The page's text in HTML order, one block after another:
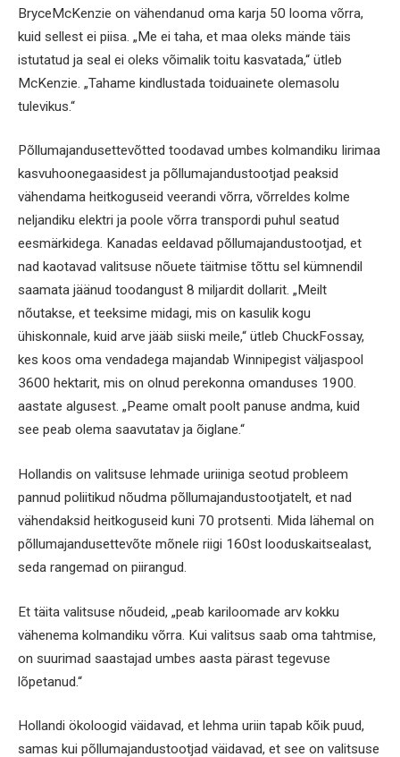
BryceMcKenzie on vähendanud oma karja 50 looma võrra,
kuid sellest ei piisa. „Me ei taha, et maa oleks mände täis
istutatud ja seal ei oleks võimalik toitu kasvatada,“ ütleb
McKenzie. „Tahame kindlustada toiduainete olemasolu
tulevikus.“
Põllumajandusettevõtted toodavad umbes kolmandiku Iirimaa
kasvuhoonegaasidest ja põllumajandustootjad peaksid
vähendama heitkoguseid veerandi võrra, võrreldes kolme
neljandiku elektri ja poole võrra transpordi puhul seatud
eesmärkidega. Kanadas eeldavad põllumajandustootjad, et
nad kaotavad valitsuse nõuete täitmise tõttu sel kümnendil
saamata jäänud toodangust 8 miljardit dollarit. „Meilt
nõutakse, et teeksime midagi, mis on kasulik kogu
ühiskonnale, kuid arve jääb siiski meile,“ ütleb ChuckFossay,
kes koos oma vendadega majandab Winnipegist väljaspool
3600 hektarit, mis on olnud perekonna omanduses 1900.
aastate algusest. „Peame omalt poolt panuse andma, kuid
see peab olema saavutatav ja õiglane.“
Hollandis on valitsuse lehmade uriiniga seotud probleem
pannud poliitikud nõudma põllumajandustootjatelt, et nad
vähendaksid heitkoguseid kuni 70 protsenti. Mida lähemal on
põllumajandusettevõte mõnele riigi 160st looduskaitsealast,
seda rangemad on piirangud.
Et täita valitsuse nõudeid, „peab kariloomade arv kokku
vähenema kolmandiku võrra. Kui valitsus saab oma tahtmise,
on suurimad saastajad umbes aasta pärast tegevuse
lõpetanud.“
Hollandi ökoloogid väidavad, et lehma uriin tapab kõik puud,
samas kui põllumajandustootjad väidavad, et see on valitsuse